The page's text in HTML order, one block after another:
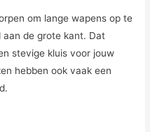
om lange wapens op te
aan de grote kant. Dat
stevige kluis voor jouw
hebben ook vaak een